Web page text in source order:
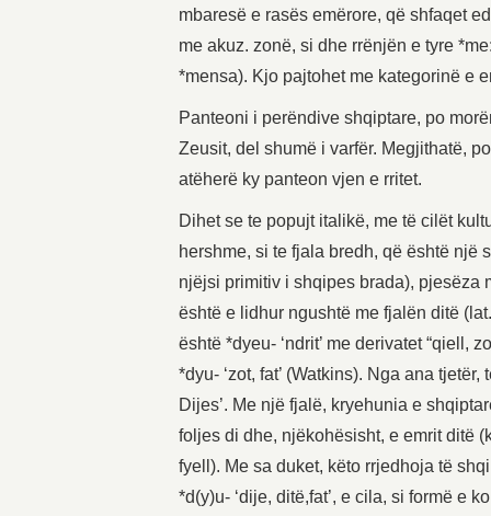
mbaresë e rasës emërore, që shfaqet
me akuz. zonë, si dhe rrënjën e tyre
*mensa). Kjo pajtohet me kategorinë e
Panteoni i perëndive shqiptare, po
Zeusit, del shumë i varfër. Megjithatë,
atëherë ky panteon vjen e rritet.
Dihet se te popujt italikë, me të cilët
hershme, si te fjala bredh, që është një
njëjsi primitiv i shqipes brada), pjesëza
është e lidhur ngushtë me fjalën ditë
është *dyeu- ‘ndrit’ me derivatet “qiell,
*dyu- ‘zot, fat’ (Watkins). Nga ana
Dijes’. Me një fjalë, kryehunia e
foljes di dhe, njëkohësisht, e emrit ditë
fyell). Me sa duket, këto rrjedhoja të
*d(y)u- ‘dije, ditë,fat’, e cila, si formë e